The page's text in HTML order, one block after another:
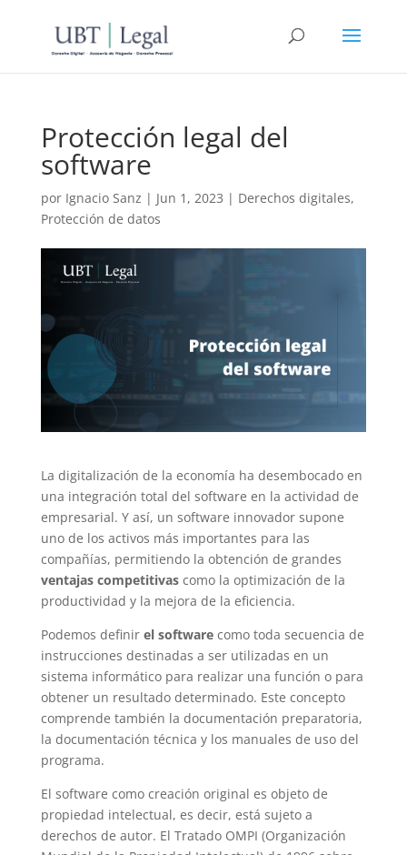
Protección legal del
software
por Ignacio Sanz | Jun 1, 2023 | Derechos digitales,
Protección de datos
La digitalización de la economía ha desembocado en
una integración total del software en la actividad de
empresarial. Y así, un software innovador supone
uno de los activos más importantes para las
compañías, permitiendo la obtención de grandes
ventajas competitivascomo la optimización de la
productividad y la mejora de la eficiencia.
Podemos definir el softwarecomo toda secuencia de
instrucciones destinadas a ser utilizadas en un
sistema informático para realizar una función o para
obtener un resultado determinado. Este concepto
comprende también la documentación preparatoria,
la documentación técnica y los manuales de uso del
programa.
El software como creación original es objeto de
propiedad intelectual, es decir, está sujeto a
derechos de autor. El Tratado OMPI (Organización